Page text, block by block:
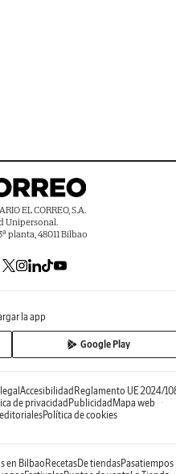
EL CORREO, S.A.
Unipersonal.
planta, 48011 Bilbao
la app
Google Play
AccesibilidadReglamento UE 2024/
de privacidadPublicidadMapa web
Política de cookies
en BilbaoRecetasDe tiendasPasatiempos